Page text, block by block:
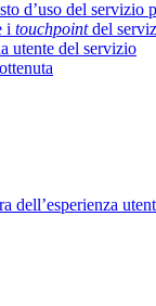
d’uso del servizio
i touchpointdel
utente del servizio
dell’esperienza